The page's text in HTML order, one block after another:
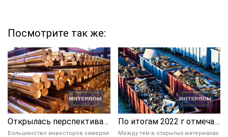
Посмотрите так же:
Открылась перспектива укрепления цветных металлов в цене
Большинство инвесторов замерли
По итогам 2022 г отмечается значительное снижение ломозаготовки в России
Между тем в открытых материалах